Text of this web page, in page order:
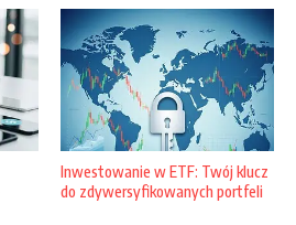
Inwestowanie w ETF: Twój klucz
do zdywersyfikowanych portfeli